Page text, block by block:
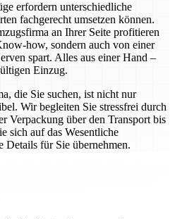
erfordern unterschiedliche
fachgerecht umsetzen können.
an Ihrer Seite profitieren
how, sondern auch von einer
spart. Alles aus einer Hand –
Einzug.
die Sie suchen, ist nicht nur
Wir begleiten Sie stressfrei durch
Verpackung über den Transport bis
sich auf das Wesentliche
für Sie übernehmen.